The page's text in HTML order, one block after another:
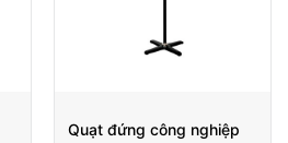
Quạt đứng công nghiệp